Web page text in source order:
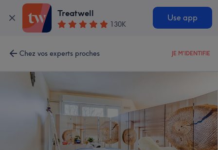
Treatwell
130K
Use app
Chez vos experts proches JE M'IDENTIFIE